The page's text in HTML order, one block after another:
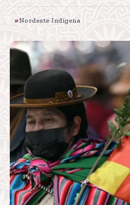
Nordeste Indígena